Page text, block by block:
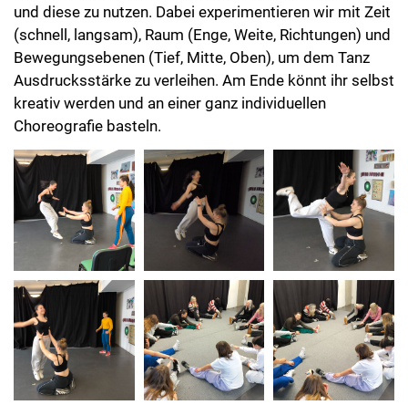
und diese zu nutzen. Dabei experimentieren wir mit Zeit
(schnell, langsam), Raum (Enge, Weite, Richtungen) und
Bewegungsebenen (Tief, Mitte, Oben), um dem Tanz
Ausdrucksstärke zu verleihen. Am Ende könnt ihr selbst
kreativ werden und an einer ganz individuellen
Choreografie basteln.